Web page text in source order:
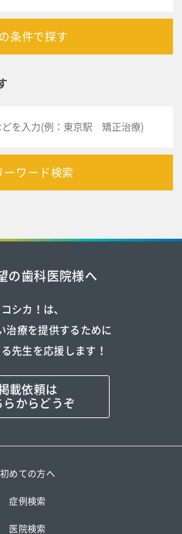
条件で探す
ーワード検索
の歯科医院様へ
シカ！は、
治療を提供するために
先生を応援します！
載依頼は
らからどうぞ
初めての方へ
症例検索
医院検索